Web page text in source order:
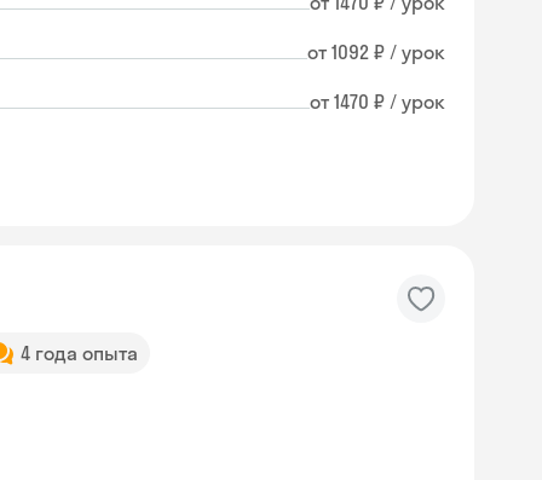
от 1092 ₽ / урок
от 1470 ₽ / урок
4 года опыта